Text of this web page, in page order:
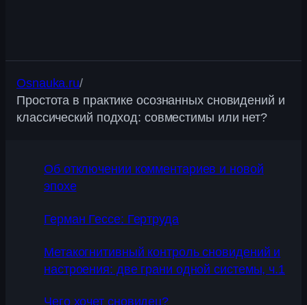
Osnauka.ru/
Простота в практике осознанных сновидений и
классический подход: совместимы или нет?
Об отключении комментариев и новой
эпохе
Герман Гессе: Гертруда
Метакогнитивный контроль сновидений и
настроения: две грани одной системы, ч.1
Чего хочет сновидец?